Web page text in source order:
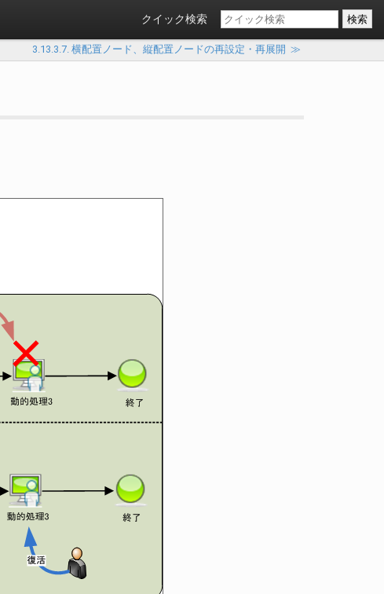
クイック検索
3.13.3.7. 横配置ノード、縦配置ノードの再設定・再展開 ≫